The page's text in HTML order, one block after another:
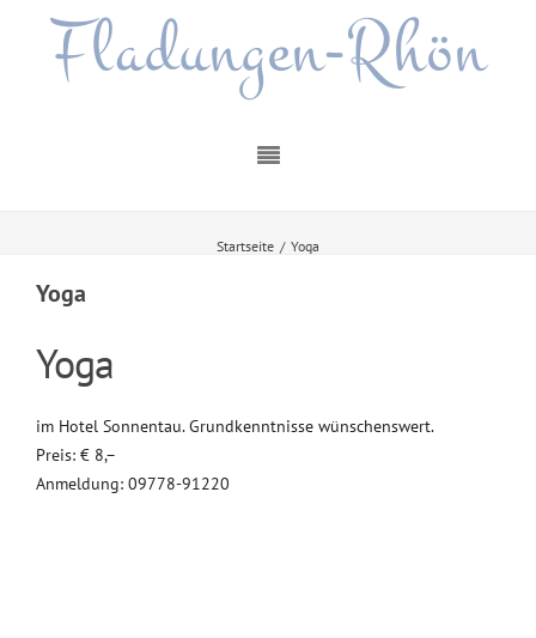
Fladungen-Rhön
Startseite / Yoga
Yoga
Yoga
im Hotel Sonnentau. Grundkenntnisse wünschenswert.
Preis: € 8,–
Anmeldung: 09778-91220